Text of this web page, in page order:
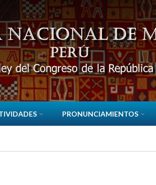
PRONUNCIAMIENTOS